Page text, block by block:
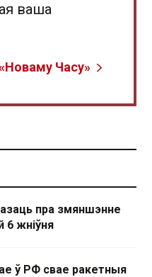
ваша
Часу»
пра змяншэнне
6 жніўня
ў РФ свае ракетныя